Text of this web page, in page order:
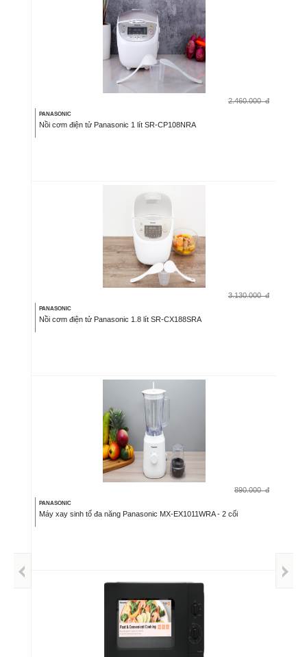
2.460.000 đ
PANASONIC
Nồi cơm điện tử Panasonic 1 lít SR-CP108NRA
3.130.000 đ
PANASONIC
Nồi cơm điện tử Panasonic 1.8 lít SR-CX188SRA
890.000 đ
PANASONIC
Máy xay sinh tố đa năng Panasonic MX-EX1011WRA - 2 cối